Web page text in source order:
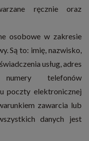
ręcznie oraz
osobowe w zakresie
Są to: imię, nazwisko,
usług, adres
telefonów
poczty elektronicznej
zawarcia lub
danych jest